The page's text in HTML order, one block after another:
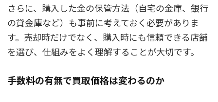
さらに、購入した金の保管方法（自宅の金庫、銀行
の貸金庫など）も事前に考えておく必要がありま
す。売却時だけでなく、購入時にも信頼できる店舗
を選び、仕組みをよく理解することが大切です。
手数料の有無で買取価格は変わるのか